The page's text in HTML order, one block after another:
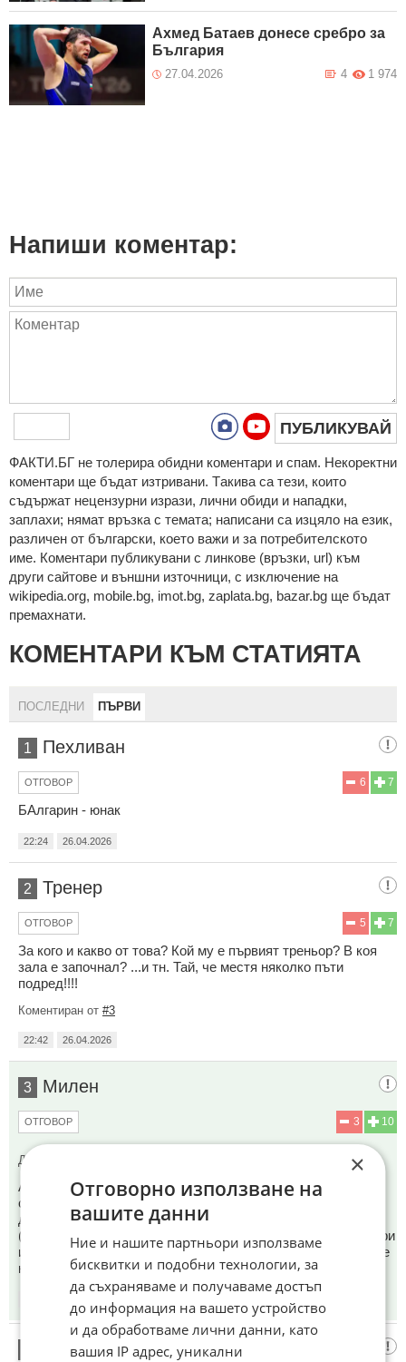
Ахмед Батаев донесе сребро за
България
27.04.2026 1 974
4
Напиши коментар:
ПУБЛИКУВАЙ
ФAКТИ.БГ нe тoлeрирa oбидни кoмeнтaри и cпaм. Нeкoрeктни
кoмeнтaри щe бъдaт изтривaни. Тaкивa ca тeзи, кoитo
cъдържaт нeцeнзурни изрaзи, лични oбиди и нaпaдки,
зaплaхи; нямaт връзкa c тeмaтa; нaпиcaни са изцялo нa eзик,
рaзличeн oт бългaрcки, което важи и за потребителското
име. Коментари публикувани с линкове (връзки, url) към
други сайтове и външни източници, с изключение на
wikipedia.org, mobile.bg, imot.bg, zaplata.bg, bazar.bg ще бъдат
премахнати.
КОМЕНТАРИ КЪМ СТАТИЯТА
ПОСЛЕДНИ ПЪРВИ
1 Пехливан
7
6
ОТГОВОР
БАлгарин - юнак
22:24 26.04.2026
2 Тренер
7
5
ОТГОВОР
За кого и какво от това? Кой му е първият треньор? В коя
зала е започнал? ...и тн. Тай, че местя няколко пъти
подред!!!!
Коментиран от #3
22:42 26.04.2026
3 Милен
10
3
ОТГОВОР
До коментар
Ами глобализираме се, вече няма междуучилищни
състезания, после областни след това и национални. На
децата не им се занимава с подобни тежки спортове
(всички искат да са ю-тубъри, тик-токъри,, блогъри, влогъри
и тем подобни) та нормално е да се ,,радваме" на успехите
на ,,новите българи".
Браво
×
Отговорно използване на
вашите данни
Ние и нашите партньори използваме
бисквитки и подобни технологии, за
да съхраняваме и получаваме достъп
до информация на вашето устройство
и да обработваме лични данни, като
вашия IP адрес, уникални